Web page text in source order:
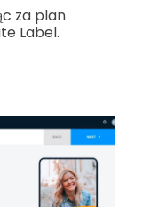
za plan
Label.